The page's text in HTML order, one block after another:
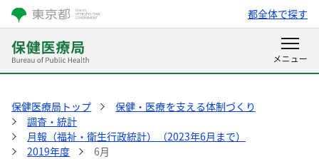
都全体で探す
保健医療局トップ
保健・医療を支える体制づくり
調査・統計
月報（福祉・衛生行政統計）（2023年6月まで）
2019年度
6月